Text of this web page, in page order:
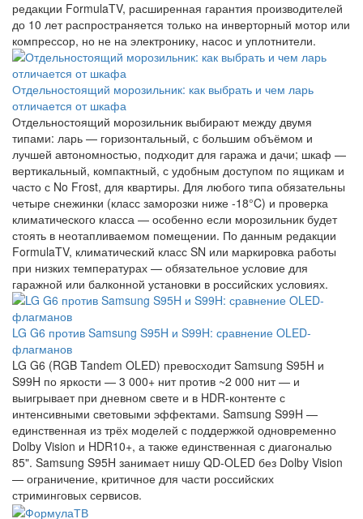
редакции FormulaTV, расширенная гарантия производителей
до 10 лет распространяется только на инверторный мотор или
компрессор, но не на электронику, насос и уплотнители.
Отдельностоящий морозильник: как выбрать и чем ларь
отличается от шкафа
Отдельностоящий морозильник выбирают между двумя
типами: ларь — горизонтальный, с большим объёмом и
лучшей автономностью, подходит для гаража и дачи; шкаф —
вертикальный, компактный, с удобным доступом по ящикам и
часто с No Frost, для квартиры. Для любого типа обязательны
четыре снежинки (класс заморозки ниже -18°C) и проверка
климатического класса — особенно если морозильник будет
стоять в неотапливаемом помещении. По данным редакции
FormulaTV, климатический класс SN или маркировка работы
при низких температурах — обязательное условие для
гаражной или балконной установки в российских условиях.
LG G6 против Samsung S95H и S99H: сравнение OLED-
флагманов
LG G6 (RGB Tandem OLED) превосходит Samsung S95H и
S99H по яркости — 3 000+ нит против ~2 000 нит — и
выигрывает при дневном свете и в HDR-контенте с
интенсивными световыми эффектами. Samsung S99H —
единственная из трёх моделей с поддержкой одновременно
Dolby Vision и HDR10+, а также единственная с диагональю
85". Samsung S95H занимает нишу QD-OLED без Dolby Vision
— ограничение, критичное для части российских
стриминговых сервисов.